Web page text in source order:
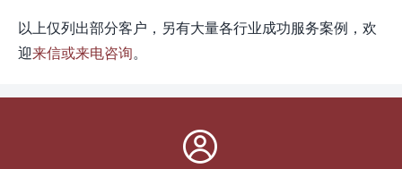
以上仅列出部分客户，另有大量各行业成功服务案例，欢
迎来信或来电咨询。
